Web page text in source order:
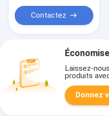
électrique en cuir de
lait
Contactez
Laissez-
produits
Donnez